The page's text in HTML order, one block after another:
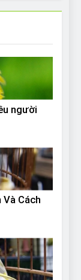
người
Và Cách